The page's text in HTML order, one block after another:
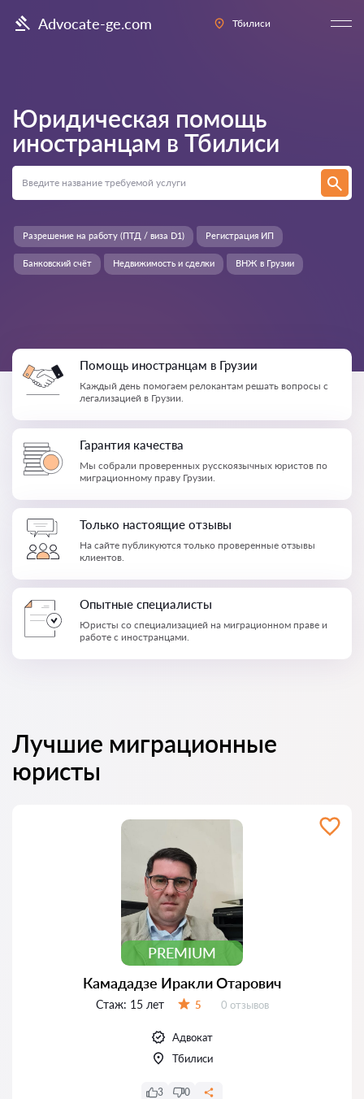
Advocate-ge.com Тбилиси
Юридическая помощь
иностранцам в Тбилиси
ВНЖ в Грузии
Разрешение на работу (ПТД / виза D1) Регистрация ИП
Банковский счёт Недвижимость и сделки
Помощь иностранцам в Грузии
Каждый день помогаем релокантам решать вопросы с
легализацией в Грузии.
Гарантия качества
Мы собрали проверенных русскоязычных юристов по
миграционному праву Грузии.
Только настоящие отзывы
На сайте публикуются только проверенные отзывы
клиентов.
Опытные специалисты
Юристы со специализацией на миграционном праве и
работе с иностранцами.
Лучшие миграционные
юристы
PREMIUM
Камададзе Иракли Отарович
Стаж: 15 лет 5 Отзывов:
0 отзывов
Адвокат
Тбилиси
3 0